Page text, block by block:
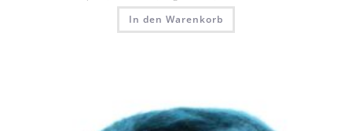
In den Warenkorb